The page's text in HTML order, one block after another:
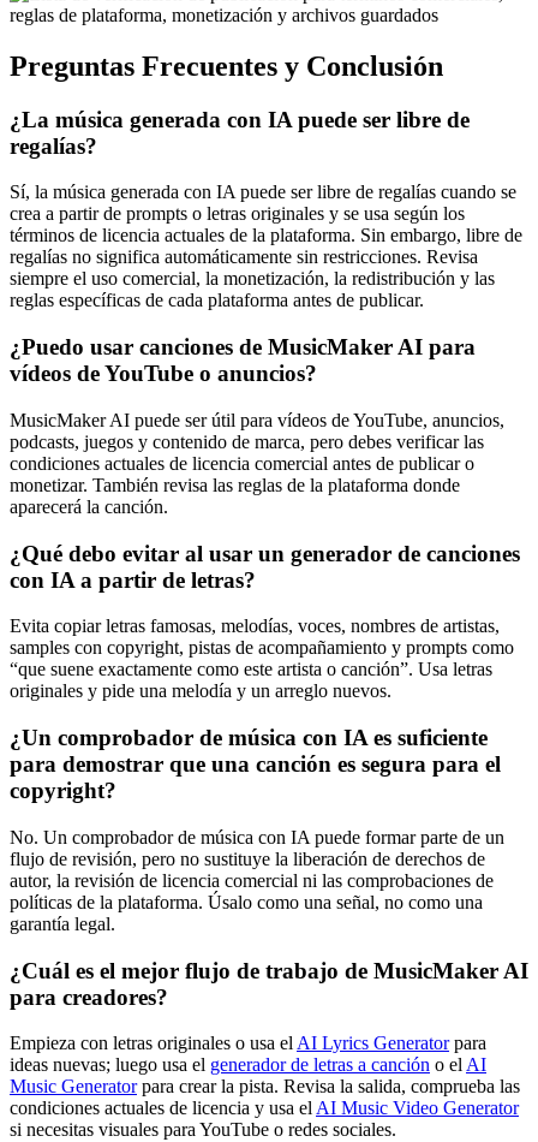
Preguntas Frecuentes y Conclusión
¿La música generada con IA puede ser libre de
regalías?
Sí, la música generada con IA puede ser libre de regalías cuando se
crea a partir de prompts o letras originales y se usa según los
términos de licencia actuales de la plataforma. Sin embargo, libre de
regalías no significa automáticamente sin restricciones. Revisa
siempre el uso comercial, la monetización, la redistribución y las
reglas específicas de cada plataforma antes de publicar.
¿Puedo usar canciones de MusicMaker AI para
vídeos de YouTube o anuncios?
MusicMaker AI puede ser útil para vídeos de YouTube, anuncios,
podcasts, juegos y contenido de marca, pero debes verificar las
condiciones actuales de licencia comercial antes de publicar o
monetizar. También revisa las reglas de la plataforma donde
aparecerá la canción.
¿Qué debo evitar al usar un generador de canciones
con IA a partir de letras?
Evita copiar letras famosas, melodías, voces, nombres de artistas,
samples con copyright, pistas de acompañamiento y prompts como
“que suene exactamente como este artista o canción”. Usa letras
originales y pide una melodía y un arreglo nuevos.
¿Un comprobador de música con IA es suficiente
para demostrar que una canción es segura para el
copyright?
No. Un comprobador de música con IA puede formar parte de un
flujo de revisión, pero no sustituye la liberación de derechos de
autor, la revisión de licencia comercial ni las comprobaciones de
políticas de la plataforma. Úsalo como una señal, no como una
garantía legal.
¿Cuál es el mejor flujo de trabajo de MusicMaker AI
para creadores?
Empieza con letras originales o usa el AI Lyrics Generatorpara
ideas nuevas; luego usa el generador de letras a canción o el AI
Music Generatorpara crear la pista. Revisa la salida, comprueba las
condiciones actuales de licencia y usa el AI Music Video Generator
si necesitas visuales para YouTube o redes sociales.